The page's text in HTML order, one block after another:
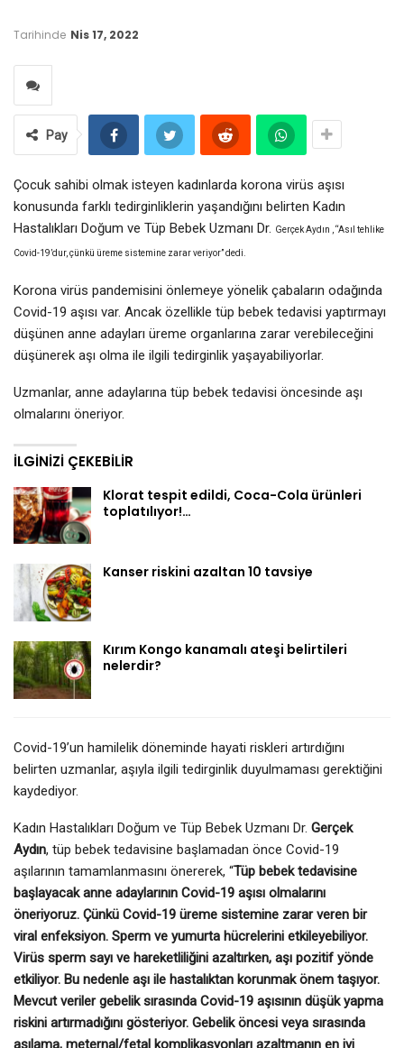
Tarihinde Nis 17, 2022
Pay
Çocuk sahibi olmak isteyen kadınlarda korona virüs aşısı
konusunda farklı tedirginliklerin yaşandığını belirten Kadın
Hastalıkları Doğum ve Tüp Bebek Uzmanı Dr. Gerçek Aydın , “Asıl tehlike
Covid-19’dur, çünkü üreme sistemine zarar veriyor” dedi.
Korona virüs pandemisini önlemeye yönelik çabaların odağında
Covid-19 aşısı var. Ancak özellikle tüp bebek tedavisi yaptırmayı
düşünen anne adayları üreme organlarına zarar verebileceğini
düşünerek aşı olma ile ilgili tedirginlik yaşayabiliyorlar.
Uzmanlar, anne adaylarına tüp bebek tedavisi öncesinde aşı
olmalarını öneriyor.
İLGINIZI ÇEKEBILIR
Klorat tespit edildi, Coca-Cola ürünleri
toplatılıyor!…
Kanser riskini azaltan 10 tavsiye
Kırım Kongo kanamalı ateşi belirtileri
nelerdir?
Covid-19’un hamilelik döneminde hayati riskleri artırdığını
belirten uzmanlar, aşıyla ilgili tedirginlik duyulmaması gerektiğini
kaydediyor.
Kadın Hastalıkları Doğum ve Tüp Bebek Uzmanı Dr. Gerçek
Aydın, tüp bebek tedavisine başlamadan önce Covid-19
aşılarının tamamlanmasını önererek, “Tüp bebek tedavisine
başlayacak anne adaylarının Covid-19 aşısı olmalarını
öneriyoruz. Çünkü Covid-19 üreme sistemine zarar veren bir
viral enfeksiyon. Sperm ve yumurta hücrelerini etkileyebiliyor.
Virüs sperm sayı ve hareketliliğini azaltırken, aşı pozitif yönde
etkiliyor. Bu nedenle aşı ile hastalıktan korunmak önem taşıyor.
Mevcut veriler gebelik sırasında Covid-19 aşısının düşük yapma
riskini artırmadığını gösteriyor. Gebelik öncesi veya sırasında
aşılama, meternal/fetal komplikasyonları azaltmanın en iyi